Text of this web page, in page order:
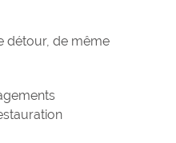
détour, de même